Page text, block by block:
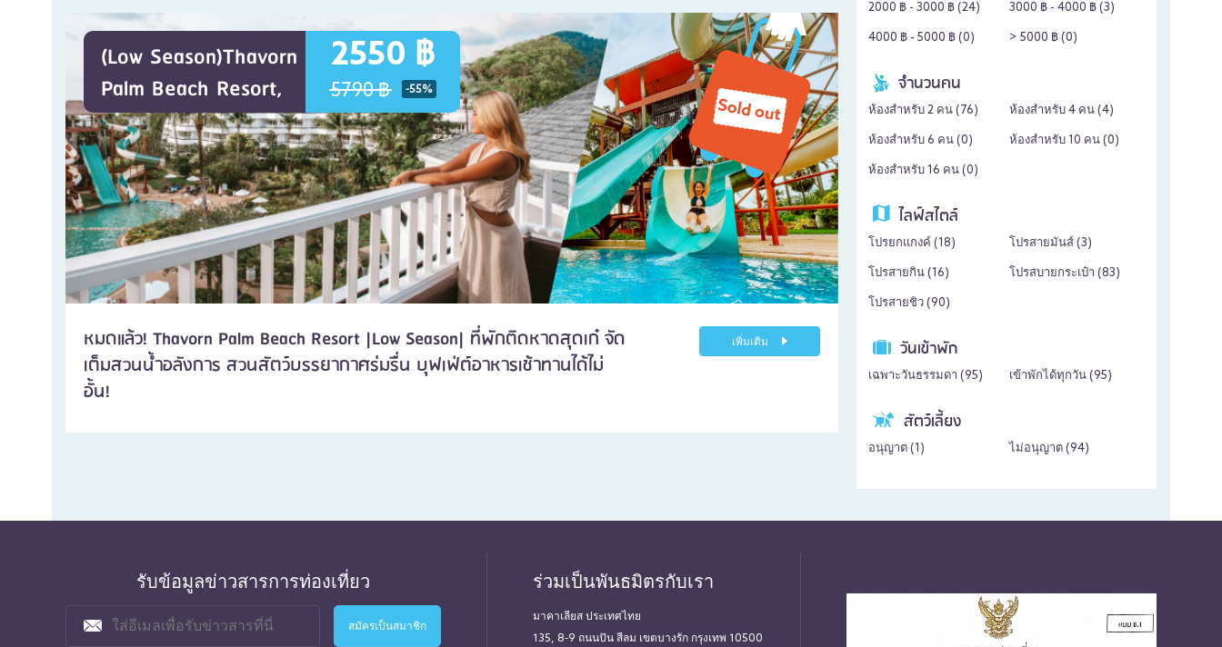
(Low Season)Thavorn
Palm Beach Resort,
ภูเก็ต
2550 ฿
5790 ฿ -55%
หมดแล้ว! Thavorn Palm Beach Resort |Low Season| ที่พักติดหาดสุดเก๋ จัด
เต็มสวนน้ำอลังการ สวนสัตว์บรรยากาศร่มรื่น บุฟเฟ่ต์อาหารเช้าทานได้ไม่
อั้น!
เพิ่มเติม
2000 ฿ - 3000 ฿ (24) 3000 ฿ - 4000 ฿ (3)
4000 ฿ - 5000 ฿ (0) > 5000 ฿ (0)
จำนวนคน
ห้องสำหรับ 2 คน ( 76) ห้องสำหรับ 4 คน (4)
ห้องสำหรับ 6 คน (0) ห้องสำหรับ 10 คน (0)
ห้องสำหรับ 16 คน (0)
ไลฟ์สไตล์
โปรยกแกงค์ (18) โปรสายมันส์ (3)
โปรสายกิน (16) โปรสบายกระเป๋า (83)
โปรสายชิว ( 90)
วันเข้าพัก
เฉพาะวันธรรมดา ( 95) เข้าพักได้ทุกวัน ( 95)
สัตว์เลี้ยง
อนุญาต (1 ) ไม่อนุญาต ( 94)
รับข้อมูลข่าวสารการท่องเที่ยว ร่วมเป็นพันธมิตรกับเรา
มาคาเลียส ประเทศไทย
135, 8-9 ถนนปัน สีลม เขตบางรัก กรุงเทพ 10500